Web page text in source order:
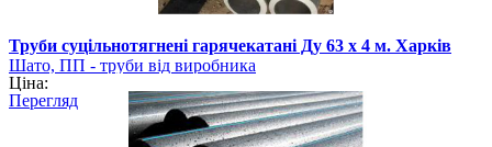
Труби суцільнотягнені гарячекатані Ду 63 х 4 м. Харків
Шато, ПП - труби від виробника
Ціна:
Перегляд